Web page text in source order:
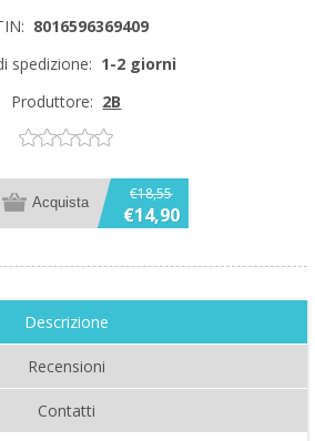
8016596369409
spedizione: 1-2 giorni
Produttore: 2B
€18,55
€14,90
Descrizione
Recensioni
Contatti